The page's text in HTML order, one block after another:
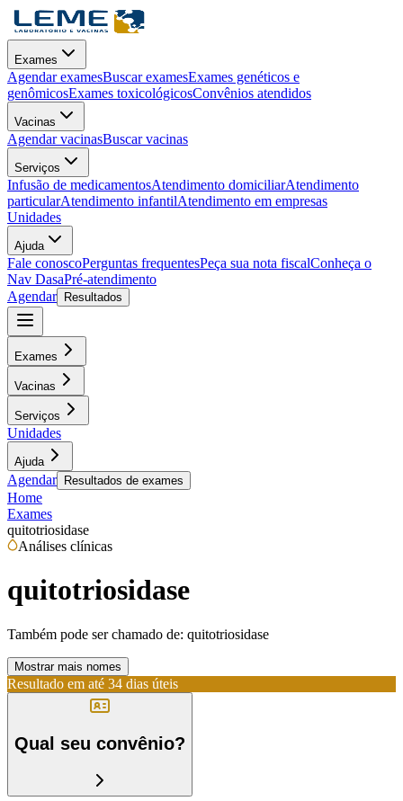
Exames
Agendar examesBuscar examesExames genéticos e
genômicosExames toxicológicosConvênios atendidos
Vacinas
Agendar vacinasBuscar vacinas
Serviços
Infusão de medicamentosAtendimento domiciliarAtendimento
particularAtendimento infantilAtendimento em empresas
Unidades
Ajuda
Fale conoscoPerguntas frequentesPeça sua nota fiscalConheça o
Nav DasaPré-atendimento
Agendar
Resultados
Exames
Vacinas
Serviços
Unidades
Ajuda
Agendar Resultados de exames
Home
Exames
quitotriosidase
Análises clínicas
quitotriosidase
Também pode ser chamado de: quitotriosidase
Mostrar mais nomes
Resultado em até 34 dias úteis
Qual seu convênio?